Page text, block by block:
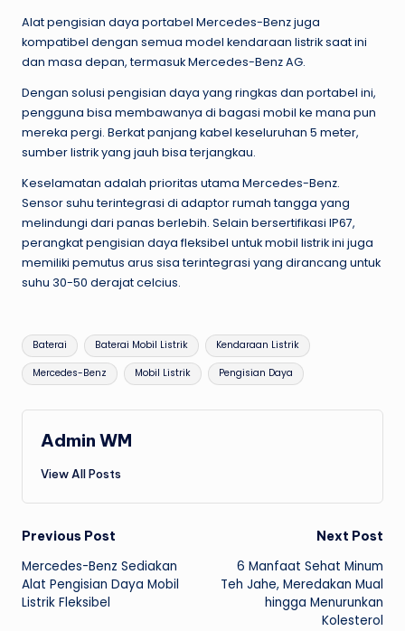
Alat pengisian daya portabel Mercedes-Benz juga
kompatibel dengan semua model kendaraan listrik saat ini
dan masa depan, termasuk Mercedes-Benz AG.
Dengan solusi pengisian daya yang ringkas dan portabel ini,
pengguna bisa membawanya di bagasi mobil ke mana pun
mereka pergi. Berkat panjang kabel keseluruhan 5 meter,
sumber listrik yang jauh bisa terjangkau.
Keselamatan adalah prioritas utama Mercedes-Benz.
Sensor suhu terintegrasi di adaptor rumah tangga yang
melindungi dari panas berlebih. Selain bersertifikasi IP67,
perangkat pengisian daya fleksibel untuk mobil listrik ini juga
memiliki pemutus arus sisa terintegrasi yang dirancang untuk
suhu 30-50 derajat celcius.
Tags:
Baterai Baterai Mobil Listrik Kendaraan Listrik
Mercedes-Benz Mobil Listrik Pengisian Daya
Admin WM
View All Posts
Post
navigation
Previous Post
Mercedes-Benz Sediakan
Alat Pengisian Daya Mobil
Listrik Fleksibel
Next Post
6 Manfaat Sehat Minum
Teh Jahe, Meredakan Mual
hingga Menurunkan
Kolesterol